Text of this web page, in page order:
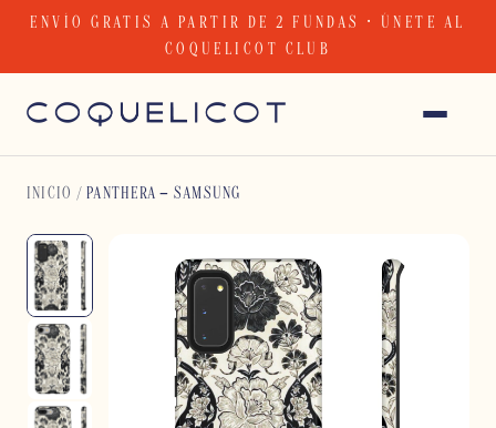
ENVÍO GRATIS A PARTIR DE 2 FUNDAS · ÚNETE AL
COQUELICOT CLUB
INICIO /PANTHERA – SAMSUNG